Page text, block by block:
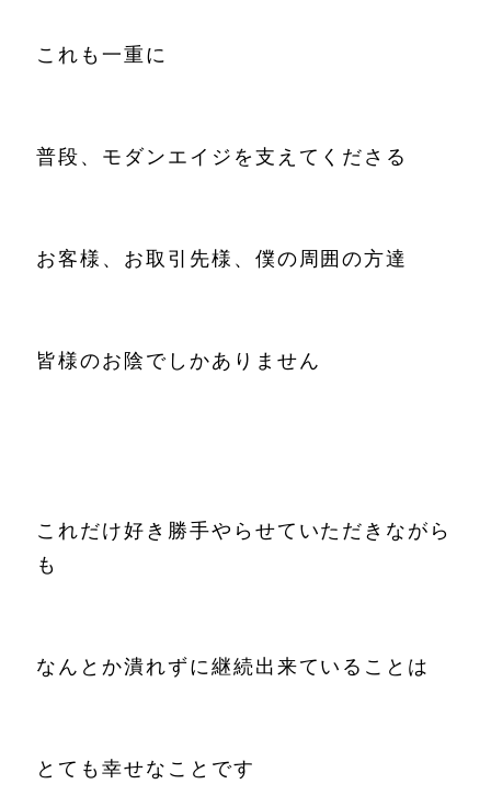
これも一重に
普段、モダンエイジを支えてくださる
お客様、お取引先様、僕の周囲の方達
皆様のお陰でしかありません
これだけ好き勝手やらせていただきながら
も
なんとか潰れずに継続出来ていることは
とても幸せなことです